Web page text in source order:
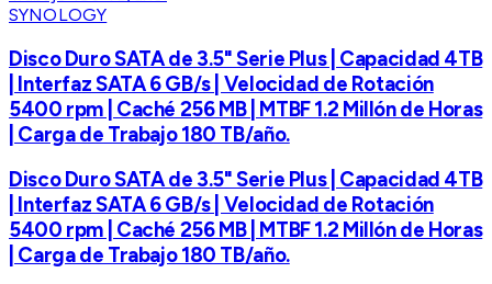
SYNOLOGY
Disco Duro SATA de 3.5" Serie Plus | Capacidad 4TB
| Interfaz SATA 6 GB/s | Velocidad de Rotación
5400 rpm | Caché 256 MB | MTBF 1.2 Millón de Horas
| Carga de Trabajo 180 TB/año.
Disco Duro SATA de 3.5" Serie Plus | Capacidad 4TB
| Interfaz SATA 6 GB/s | Velocidad de Rotación
5400 rpm | Caché 256 MB | MTBF 1.2 Millón de Horas
| Carga de Trabajo 180 TB/año.